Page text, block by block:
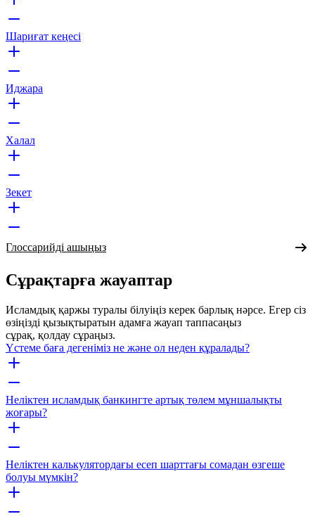
Шариғат кеңесі
Иджара
Халал
Зекет
Глоссарийді ашыңыз
Сұрақтарға жауаптар
Исламдық қаржы туралы білуіңіз керек барлық нәрсе. Егер сіз
өзіңізді қызықтыратын адамға жауап таппасаңыз
сұрақ, қолдау сұраңыз.
Үстеме баға дегеніміз не және ол неден құралады?
Неліктен исламдық банкингте артық төлем мұншалықты
жоғары?
Неліктен калькулятордағы есеп шарттағы сомадан өзгеше
болуы мүмкін?